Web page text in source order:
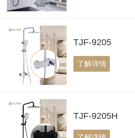
TJF-9205
了解详情
TJF-9205H